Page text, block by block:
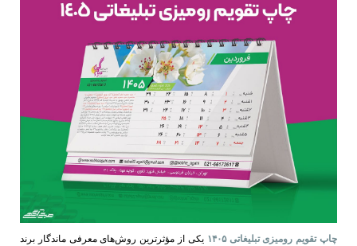
چاپ تقویم رومیزی تبلیغاتی ۱۴۰۵
یکی از مؤثرترین روش‌های معرفی ماندگار برند